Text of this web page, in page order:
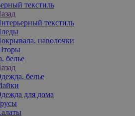
текстиль
текстиль
наволочки
белье
белье
для дома